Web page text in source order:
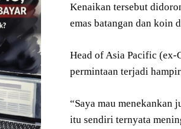
Kenaikan tersebut
emas batangan dan koin
Head of Asia Pacific (ex-
permintaan terjadi
“Saya mau menekankan
itu sendiri ternyata